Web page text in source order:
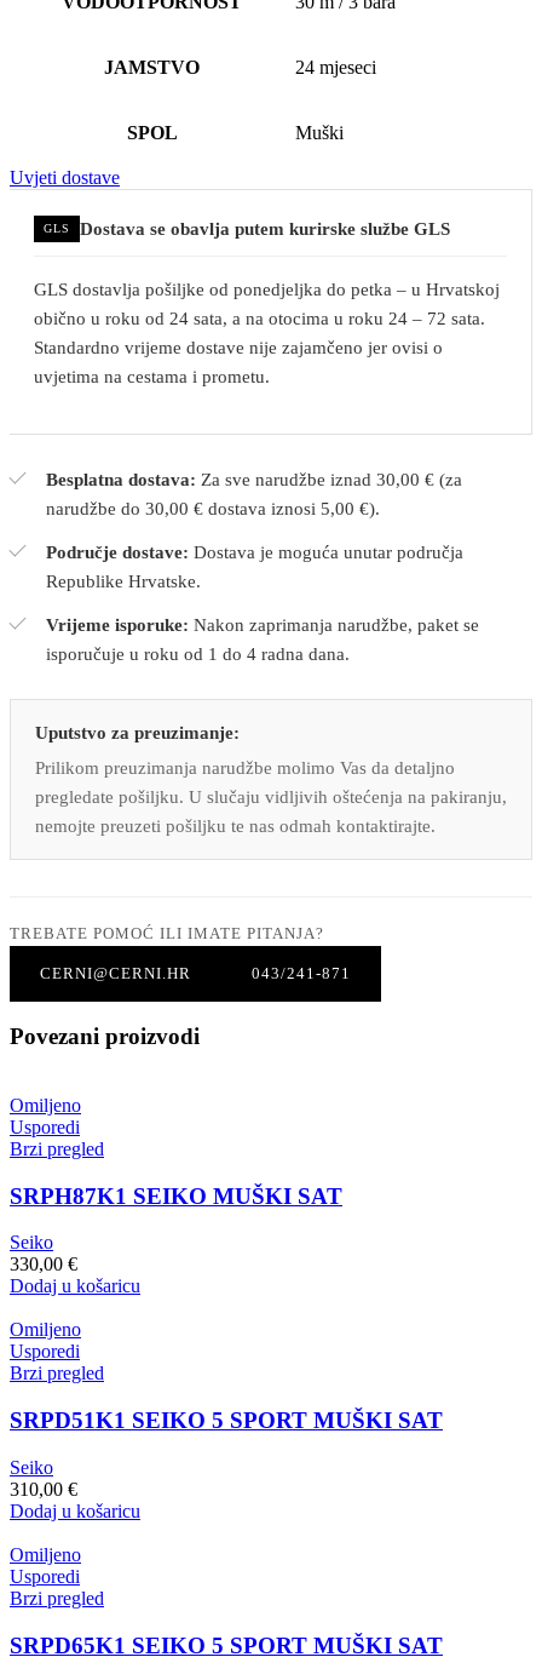
JAMSTVO 24 mjeseci
SPOL Muški
Uvjeti dostave
GLS Dostava se obavlja putem kurirske službe GLS
GLS dostavlja pošiljke od ponedjeljka do petka – u Hrvatskoj
obično u roku od 24 sata, a na otocima u roku 24 – 72 sata.
Standardno vrijeme dostave nije zajamčeno jer ovisi o
uvjetima na cestama i prometu.
Besplatna dostava: Za sve narudžbe iznad 30,00 € (za
narudžbe do 30,00 € dostava iznosi 5,00 €).
Područje dostave: Dostava je moguća unutar područja
Republike Hrvatske.
Vrijeme isporuke: Nakon zaprimanja narudžbe, paket se
isporučuje u roku od 1 do 4 radna dana.
Uputstvo za preuzimanje:
Prilikom preuzimanja narudžbe molimo Vas da detaljno
pregledate pošiljku. U slučaju vidljivih oštećenja na pakiranju,
nemojte preuzeti pošiljku te nas odmah kontaktirajte.
TREBATE POMOĆ ILI IMATE PITANJA?
CERNI@CERNI.HR 043/241-871
Povezani proizvodi
Omiljeno
Usporedi
Brzi pregled
SRPH87K1 SEIKO MUŠKI SAT
Seiko
330,00 €
Dodaj u košaricu
Omiljeno
Usporedi
Brzi pregled
SRPD51K1 SEIKO 5 SPORT MUŠKI SAT
Seiko
310,00 €
Dodaj u košaricu
Omiljeno
Usporedi
Brzi pregled
SRPD65K1 SEIKO 5 SPORT MUŠKI SAT